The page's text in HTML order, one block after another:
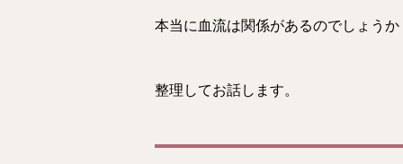
本当に血流は関係があるのでしょうか
整理してお話します。